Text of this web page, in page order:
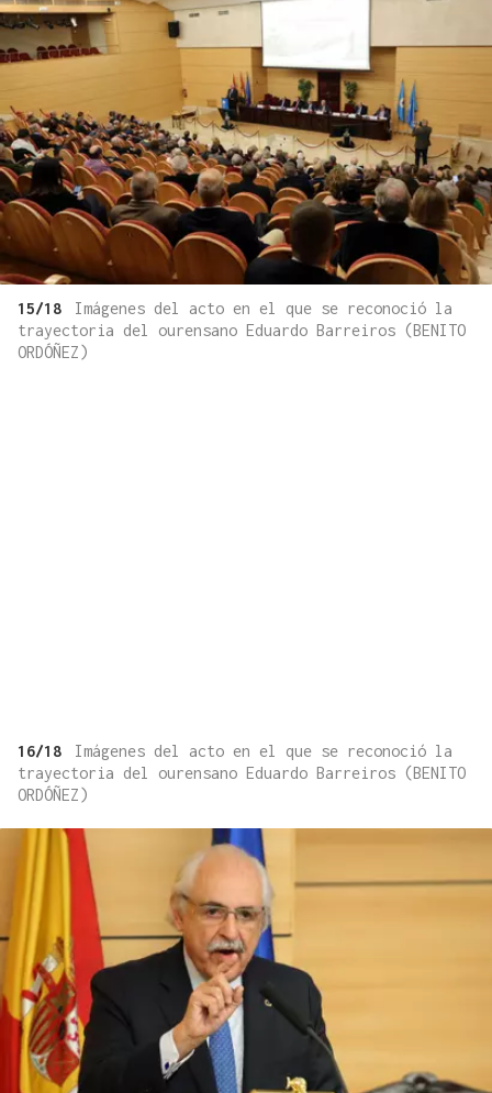
15/18
Imágenes del acto en el que se reconoció la
trayectoria del ourensano Eduardo Barreiros (BENITO
ORDÓÑEZ)
16/18
Imágenes del acto en el que se reconoció la
trayectoria del ourensano Eduardo Barreiros (BENITO
ORDÓÑEZ)